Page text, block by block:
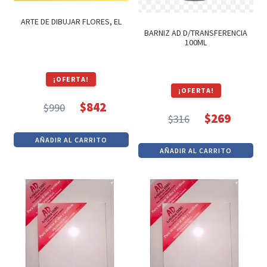
ARTE DE DIBUJAR FLORES, EL
¡OFERTA!
$990
precio
original
$990.
$842
precio
actual
$842.
AÑADIR AL CARRITO
BARNIZ AD D/TRANSFERENCIA
100ML
¡OFERTA!
$316
precio
original
$269
precio
actual
AÑADIR AL CARRITO